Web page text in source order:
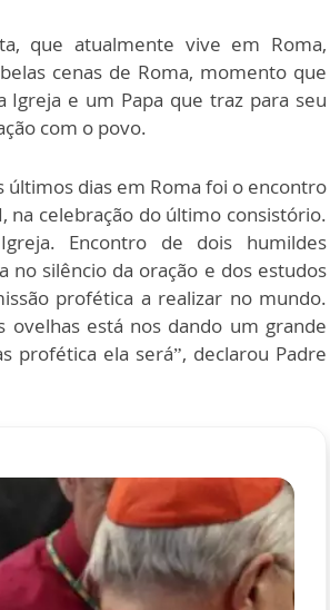
que atualmente vive em Roma,
cenas de Roma, momento que
e um Papa que traz para seu
com o povo.
últimos dias em Roma foi o encontro
na celebração do último consistório.
Encontro de dois humildes
no silêncio da oração e dos estudos
profética a realizar no mundo.
está nos dando um grande
profética ela será”, declarou Padre